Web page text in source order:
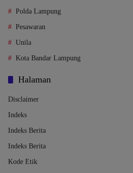
Polda Lampung
Pesawaran
Unila
Kota Bandar Lampung
Halaman
Disclaimer
Indeks
Indeks Berita
Indeks Berita
Kode Etik